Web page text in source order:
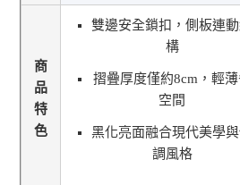
商
品
特
色
雙邊安全鎖扣，側板連
構
摺疊厚度僅約8cm，輕薄
空間
黑化亮面融合現代美學
調風格